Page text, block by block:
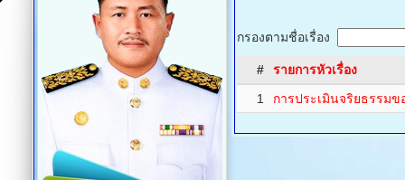
กรองตามชื่อเรื่อง
#
รายการหัวเรื่อง
1
การประเมินจริยธรรมข